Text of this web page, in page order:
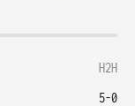
H2H
5-0